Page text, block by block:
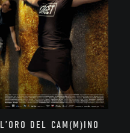
L’ORO DEL CAM(M)INO